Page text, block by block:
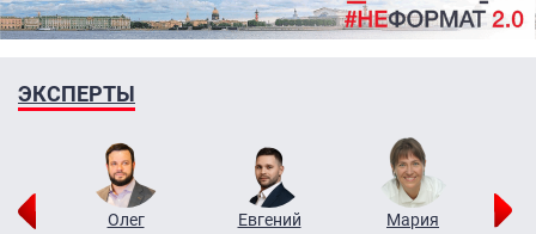
ЭКСПЕРТЫ
Олег
Евгений
Мария